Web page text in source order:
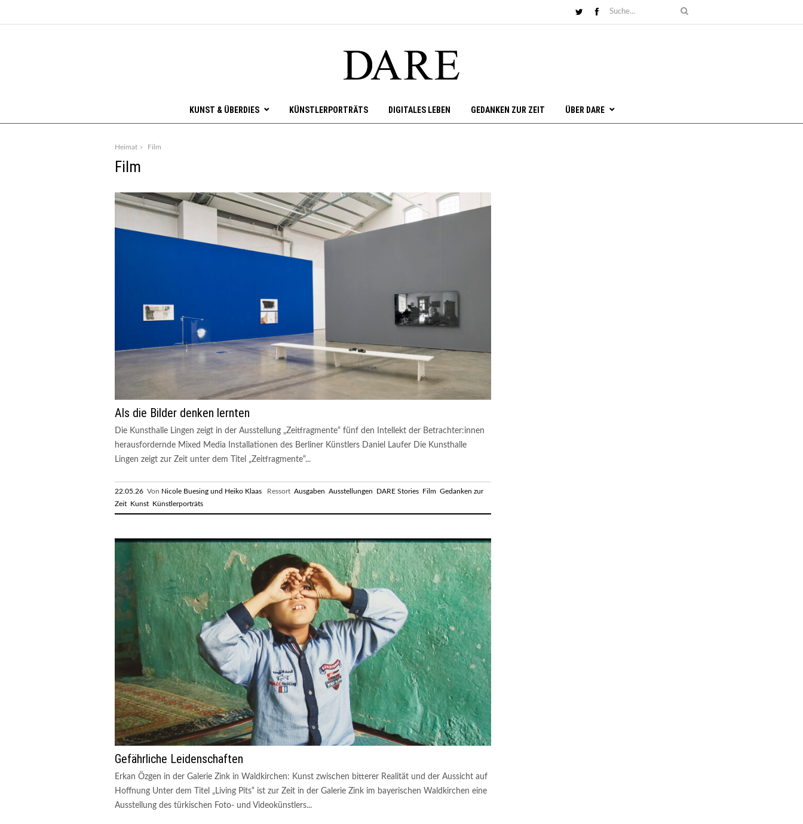
KUNST & ÜBERDIES KÜNSTLERPORTRÄTS DIGITALES LEBEN GEDANKEN ZUR ZEIT ÜBER DARE
Heimat Film
Film
Als die Bilder denken lernten
Die Kunsthalle Lingen zeigt in der Ausstellung „Zeitfragmente“ fünf den Intellekt der Betrachter:innen
herausfordernde Mixed Media Installationen des Berliner Künstlers Daniel Laufer Die Kunsthalle
Lingen zeigt zur Zeit unter dem Titel „Zeitfragmente“...
22.05.26 Von Nicole Buesing und Heiko Klaas Ressort Ausgaben Ausstellungen DARE Stories Film Gedanken zur
Zeit Kunst Künstlerporträts
Gefährliche Leidenschaften
Erkan Özgen in der Galerie Zink in Waldkirchen: Kunst zwischen bitterer Realität und der Aussicht auf
Hoffnung Unter dem Titel „Living Pits“ ist zur Zeit in der Galerie Zink im bayerischen Waldkirchen eine
Ausstellung des türkischen Foto- und Videokünstlers...